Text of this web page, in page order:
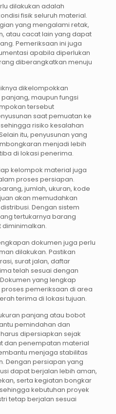
dilakukan adalah
fisik seluruh material.
yang mengalami retak,
atau cacat lain yang dapat
Pemeriksaan ini juga
apabila diperlukan
diberangkatkan menuju
dikelompokkan
maupun fungsi
tersebut
saat pemuatan ke
risiko kesalahan
itu, penyusunan yang
menjadi lebih
di lokasi penerima.
kelompok material juga
proses persiapan.
jumlah, ukuran, kode
akan memudahkan
Dengan sistem
tertukarnya barang
dokumen juga perlu
dilakukan. Pastikan
surat jalan, daftar
telah sesuai dengan
yang lengkap
pemeriksaan di area
terima di lokasi tujuan.
panjang atau bobot
pemindahan dan
dipersiapkan sejak
dan penempatan material
menjaga stabilitas
Dengan persiapan yang
dapat berjalan lebih aman,
serta kegiatan bongkar
kebutuhan proyek
tetap berjalan sesuai